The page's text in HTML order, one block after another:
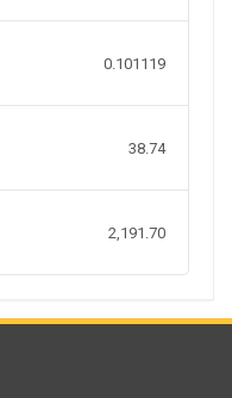
0.101119
38.74
2,191.70